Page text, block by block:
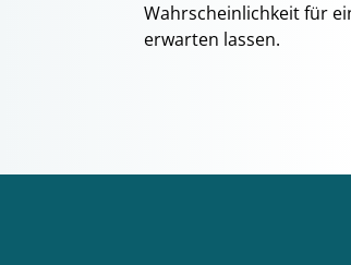
Wahrscheinlichkeit für
erwarten lassen.